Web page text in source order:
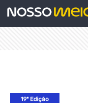
19ª Edição